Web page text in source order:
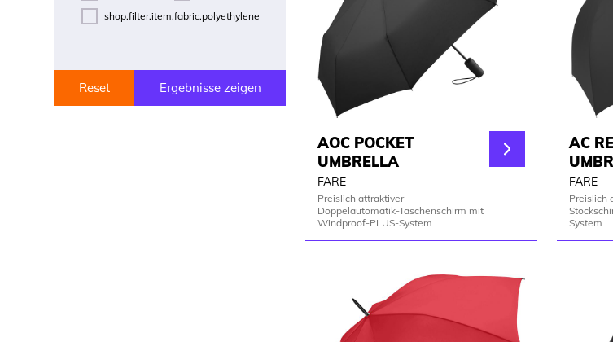
shop.filter.item.fabric.polyethylene
Reset Ergebnisse zeigen
AOC POCKET
UMBRELLA
FARE
Preislich attraktiver
Doppelautomatik-Taschenschirm mit
Windproof-PLUS-System
AC
FARE
Preislich
System